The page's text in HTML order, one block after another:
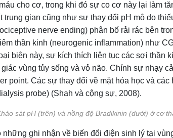
cho cơ, trong khi đó sự co cơ này lại làm
trung gian cũng như sự thay đổi pH mô do
nerve ending) phân bố rải rác bên
thần kinh (neurogenic inflammation) như
biên này, sự kích thích liên tục các sợi thần
vùng tủy sống và vỏ não. Chính sự nhạy
point. Các sự thay đổi về mặt hóa học và
probe) (Shah và cộng sự, 2008).
sát pH (trên) và nồng độ Bradikinin (dưới) ở cơ
những ghi nhận về biến đổi điện sinh lý tại